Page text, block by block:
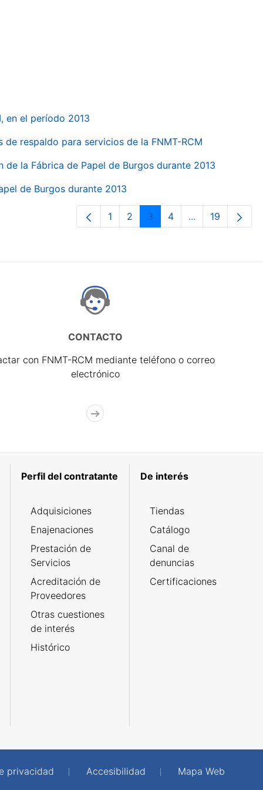
en el período 2013
respaldo para servicios de la FNMT-RCM
la Fábrica de Papel de Burgos durante 2013
de Burgos durante 2013
Página
1 Página
2 Página
3 Página
4 ...PáginasPágina
19
CONTACTO
con FNMT-RCM mediante teléfono o correo
electrónico
Perfil del contratante
Adquisiciones
Enajenaciones
Prestación de
Servicios
Acreditación de
Proveedores
Otras cuestiones
de interés
Histórico
De interés
Tiendas
Catálogo
Canal de
denuncias
Certificaciones
privacidad Accesibilidad
Mapa Web